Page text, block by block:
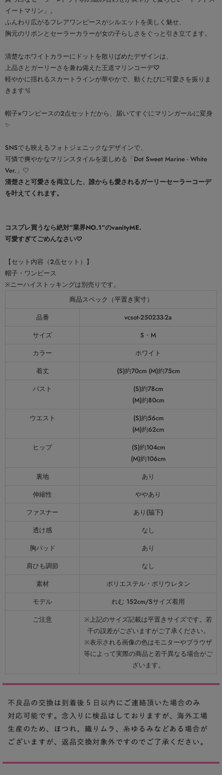
イートマリン」。
ふんわり広がるフレアワンピースがシルエットを美しく魅せ、
胸元のリボンとセーラーカラーが女の子らしさをぐっと引き立てます。
清楚なホワイトカラーにドットを散りばめたデザインは、
上品さとガーリーさを兼ね備えた王道マリンコーデ♡
軽やかに揺れるスカートラインが華やかで、動くたびに可愛さを振りま
きます🫧
帽子×ワンピースの2点セットだから、届いてすぐにマリンガールに変身
✨
SNSでも映えるフォトジェニックなデザインで、
可憐で爽やかなマリンスタイルを楽しめる「Dot Sweet Marine - White
Ver.」🤍
清楚さと可愛さを両立した、誰からも愛されるガーリーセーラーコーデ
を叶えてくれます。
コスプレ買うなら絶対”業界NO.1”のvanityME.
可愛すぎてごめんなさい♡
【セット内容（2点セット）】
帽子・ワンピース
※ニーハイストッキングは別売りです。
商品スペック（平置き実寸）
品番
vcsot-250233-2a
サイズ
S・M
カラー
ホワイト
着丈
(S)約70cm (M)約75cm
バスト
(S)約78cm
(M)約80cm
ウエスト
(S)約56cm
(M)約62cm
ヒップ
(S)約104cm
(M)約106cm
裏地
あり
伸縮性
ややあり
ファスナー
あり(脇下)
透け感
なし
胸パッド
あり
肩ひも調節
なし
素材
ポリエステル・ポリウレタン
モデル
れむ 152cm/Sサイズ着用
ご注意
※上記のサイズ記載は平置きサイズです。若
干の誤差がございますがご了承ください。
※表示される画像の色はモニターやブラウザ
等によって実際の商品と若干異なる場合がご
ざいます。